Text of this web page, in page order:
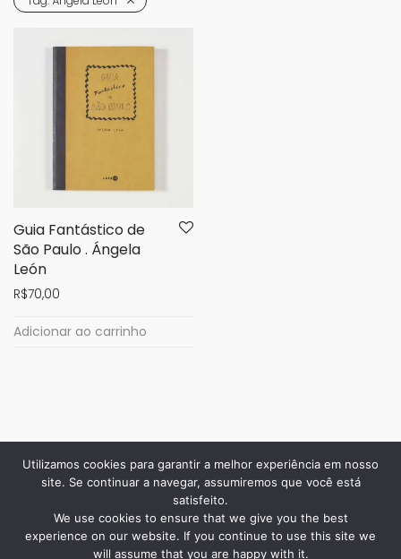
Guia Fantástico de
São Paulo . Ángela
León
R$70,00
Adicionar ao carrinho
Utilizamos cookies para garantir a melhor experiência em nosso
site. Se continuar a navegar, assumiremos que você está
satisfeito.
We use cookies to ensure that we give you the best
experience on our website. If you continue to use this site we
will assume that you are happy with it.